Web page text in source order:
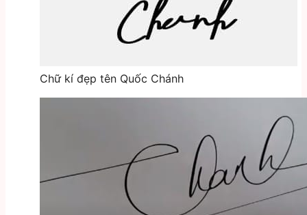
Chữ kí đẹp tên Quốc Chánh